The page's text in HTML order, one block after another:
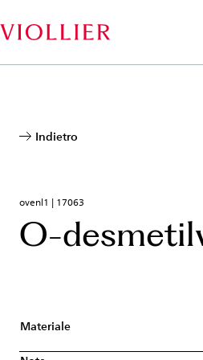
al
contenuto
Indietro
ovenl1 | 17063
O-
Materiale